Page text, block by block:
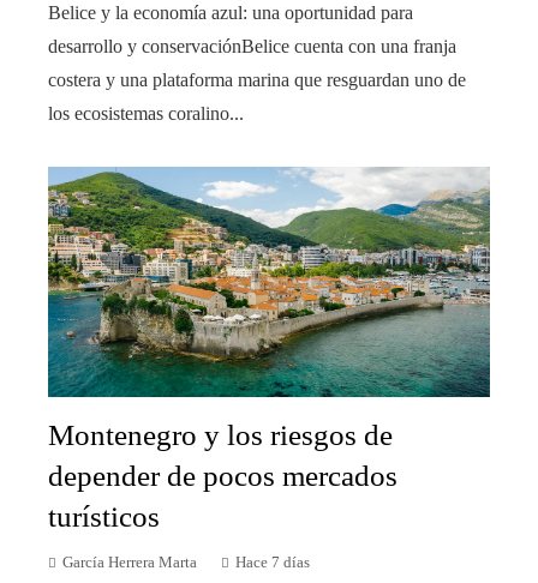
Belice y la economía azul: una oportunidad para
desarrollo y conservaciónBelice cuenta con una franja
costera y una plataforma marina que resguardan uno de
los ecosistemas coralino...
Montenegro y los riesgos de
depender de pocos mercados
turísticos
García Herrera Marta Hace 7 días